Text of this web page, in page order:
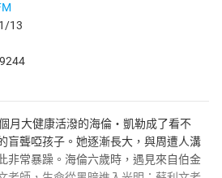
13
月大健康活潑的海倫‧凱勒成了看不
盲聾啞孩子。她逐漸長大，與周遭人溝
非常暴躁。海倫六歲時，遇見來自伯金